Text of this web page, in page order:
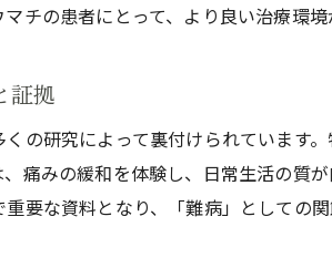
自宅でできる鍼灸療法の紹介
鍼灸治療で関節リウマチの症状を和
最新の研究結果が示す鍼灸の有
鍼灸治療が関節リウマチに与
研究で明らかになった鍼灸の
チの患者にとって、より良い治療環境
証拠
の研究によって裏付けられています
痛みの緩和を体験し、日常生活の質
要な資料となり、「難病」としての